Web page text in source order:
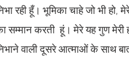
रही हूँ। भूमिका चाहे जो भी हो,
सम्मान करती हूं। मेरे यह गुण मेरी
वाली दूसरे आत्माओं के साथ